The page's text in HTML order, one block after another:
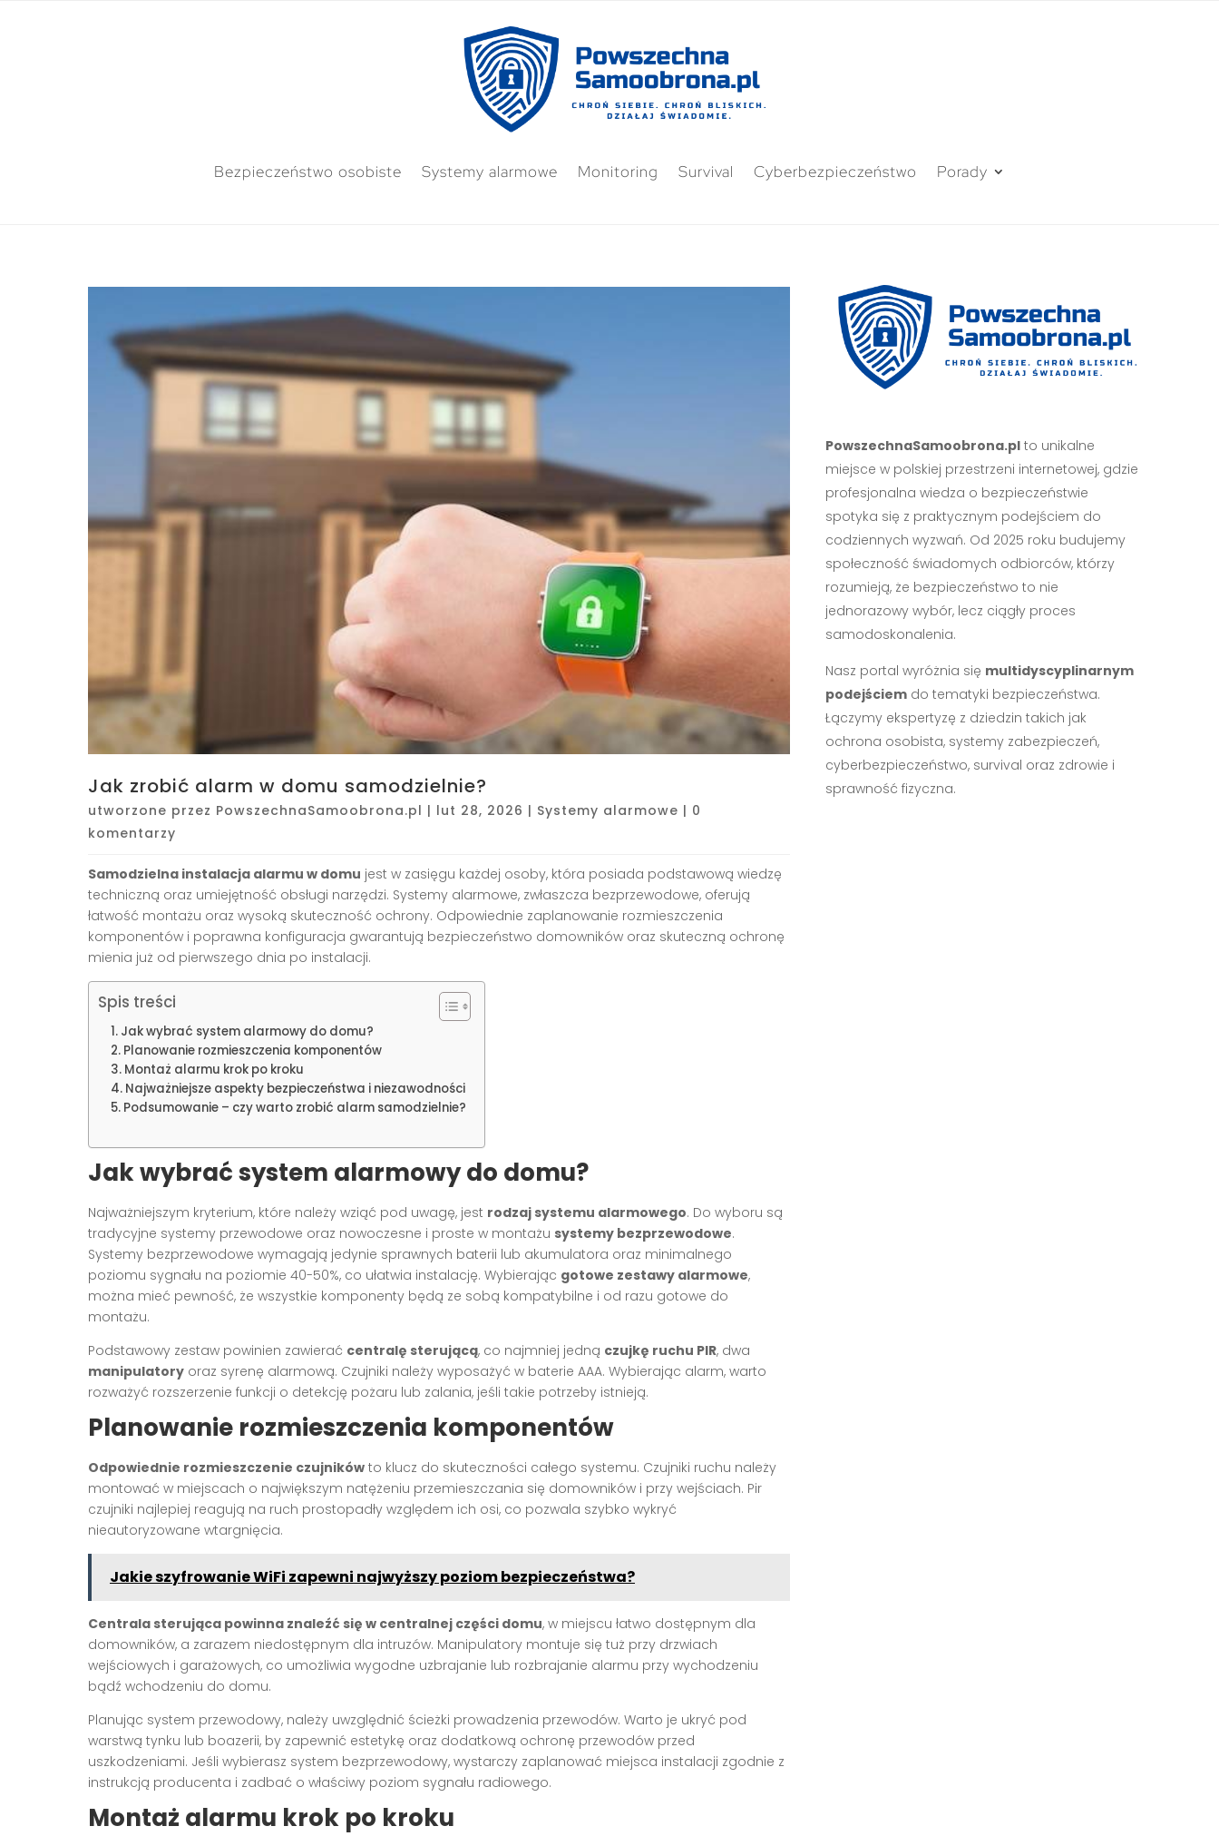
Bezpieczeństwo osobiste Systemy alarmowe Monitoring Survival Cyberbezpieczeństwo Porady
Jak zrobić alarm w domu samodzielnie?
utworzone przez PowszechnaSamoobrona.pl | lut 28, 2026 | Systemy alarmowe | 0
komentarzy
Samodzielna instalacja alarmu w domu jest w zasięgu każdej osoby, która posiada podstawową wiedzę
techniczną oraz umiejętność obsługi narzędzi. Systemy alarmowe, zwłaszcza bezprzewodowe, oferują
łatwość montażu oraz wysoką skuteczność ochrony. Odpowiednie zaplanowanie rozmieszczenia
komponentów i poprawna konfiguracja gwarantują bezpieczeństwo domowników oraz skuteczną ochronę
mienia już od pierwszego dnia po instalacji.
Spis treści
Jak wybrać system alarmowy do domu?
Planowanie rozmieszczenia komponentów
Montaż alarmu krok po kroku
Najważniejsze aspekty bezpieczeństwa i niezawodności
Podsumowanie – czy warto zrobić alarm samodzielnie?
Jak wybrać system alarmowy do domu?
Najważniejszym kryterium, które należy wziąć pod uwagę, jest rodzaj systemu alarmowego. Do wyboru są
tradycyjne systemy przewodowe oraz nowoczesne i proste w montażu systemy bezprzewodowe.
Systemy bezprzewodowe wymagają jedynie sprawnych baterii lub akumulatora oraz minimalnego
poziomu sygnału na poziomie 40-50%, co ułatwia instalację. Wybierając gotowe zestawy alarmowe,
można mieć pewność, że wszystkie komponenty będą ze sobą kompatybilne i od razu gotowe do
montażu.
Podstawowy zestaw powinien zawierać centralę sterującą, co najmniej jedną czujkę ruchu PIR, dwa
manipulatory oraz syrenę alarmową. Czujniki należy wyposażyć w baterie AAA. Wybierając alarm, warto
rozważyć rozszerzenie funkcji o detekcję pożaru lub zalania, jeśli takie potrzeby istnieją.
Planowanie rozmieszczenia komponentów
Odpowiednie rozmieszczenie czujników to klucz do skuteczności całego systemu. Czujniki ruchu należy
montować w miejscach o największym natężeniu przemieszczania się domowników i przy wejściach. Pir
czujniki najlepiej reagują na ruch prostopadły względem ich osi, co pozwala szybko wykryć
nieautoryzowane wtargnięcia.
Jakie szyfrowanie WiFi zapewni najwyższy poziom bezpieczeństwa?
Centrala sterująca powinna znaleźć się w centralnej części domu, w miejscu łatwo dostępnym dla
domowników, a zarazem niedostępnym dla intruzów. Manipulatory montuje się tuż przy drzwiach
wejściowych i garażowych, co umożliwia wygodne uzbrajanie lub rozbrajanie alarmu przy wychodzeniu
bądź wchodzeniu do domu.
Planując system przewodowy, należy uwzględnić ścieżki prowadzenia przewodów. Warto je ukryć pod
warstwą tynku lub boazerii, by zapewnić estetykę oraz dodatkową ochronę przewodów przed
uszkodzeniami. Jeśli wybierasz system bezprzewodowy, wystarczy zaplanować miejsca instalacji zgodnie z
instrukcją producenta i zadbać o właściwy poziom sygnału radiowego.
Montaż alarmu krok po kroku
PowszechnaSamoobrona.plto unikalne
miejsce w polskiej przestrzeni internetowej, gdzie
profesjonalna wiedza o bezpieczeństwie
spotyka się z praktycznym podejściem do
codziennych wyzwań. Od 2025 roku budujemy
społeczność świadomych odbiorców, którzy
rozumieją, że bezpieczeństwo to nie
jednorazowy wybór, lecz ciągły proces
samodoskonalenia.
Nasz portal wyróżnia się multidyscyplinarnym
podejściemdo tematyki bezpieczeństwa.
Łączymy ekspertyzę z dziedzin takich jak
ochrona osobista, systemy zabezpieczeń,
cyberbezpieczeństwo, survival oraz zdrowie i
sprawność fizyczna.